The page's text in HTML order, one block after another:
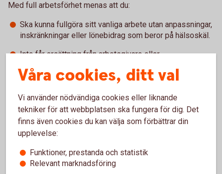
Med full arbetsförhet menas att du:
Ska kunna fullgöra sitt vanliga arbete utan anpassningar,
inskränkningar eller lönebidrag som beror på hälsoskäl.
Inte får ersättning från arbetsgivare eller
skada eller funktionsnedsättning (t ex sjuklön,
sjukpenning, sjuk-/aktivitetsersättning – inklusive
vilande sådan).
Inte har varit helt eller delvis arbetsoförmögen i mer än
14 dagar i följd under de senaste 90 dagarna.
Individuell hälsoprövning
Våra cookies, ditt val
Vi använder nödvändiga cookies eller liknande
tekniker för att webbplatsen ska fungera för dig. Det
finns även cookies du kan välja som förbättrar din
upplevelse:
Funktioner, prestanda och statistik
Relevant marknadsföring